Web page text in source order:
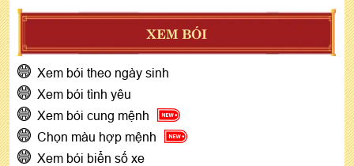
XEM BÓI
Xem bói theo ngày sinh
Xem bói tình yêu
Xem bói cung mệnh
Chọn màu hợp mệnh
Xem bói biển số xe